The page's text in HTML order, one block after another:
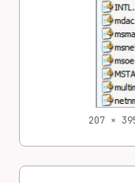
207 ×